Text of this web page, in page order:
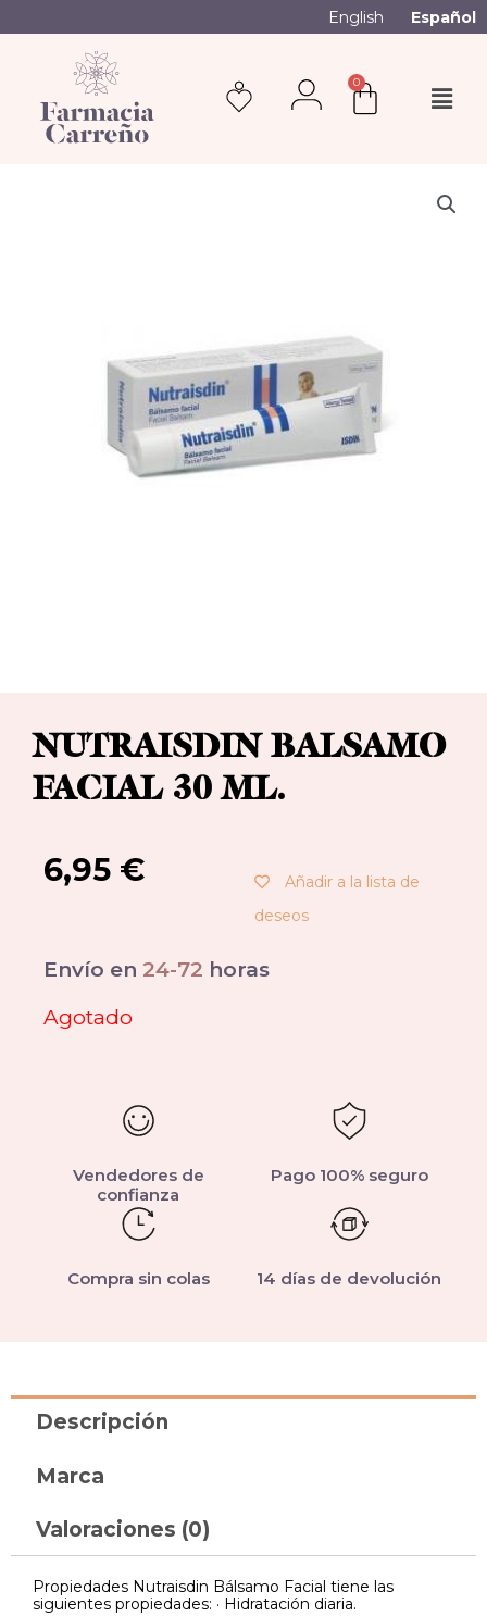
English Español
0
NUTRAISDIN BALSAMO
FACIAL 30 ML.
6,95 €
Añadir a la lista de
deseos
Envío en 24-72 horas
Agotado
Vendedores de
confianza
Pago 100% seguro
Compra sin colas 14 días de devolución
Descripción
Marca
Valoraciones (0)
Propiedades Nutraisdin Bálsamo Facial tiene las
siguientes propiedades: · Hidratación diaria.